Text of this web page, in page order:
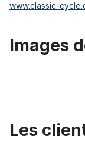
www.classic-
Images
Les